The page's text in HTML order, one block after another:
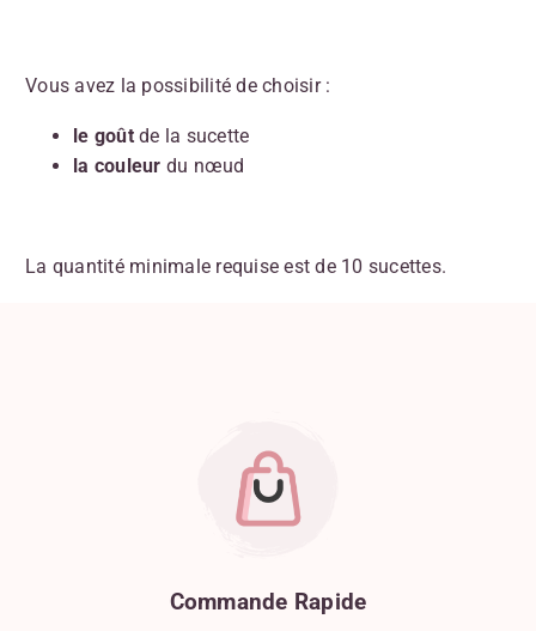
Vous avez la possibilité de choisir :
le goût de la sucette
la couleur du nœud
La quantité minimale requise est de 10 sucettes.
Commande Rapide